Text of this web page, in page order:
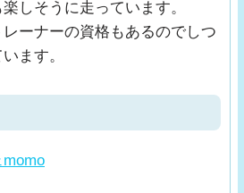
しそうに走っています。
ーナーの資格もあるのでしつ
ます。
momo